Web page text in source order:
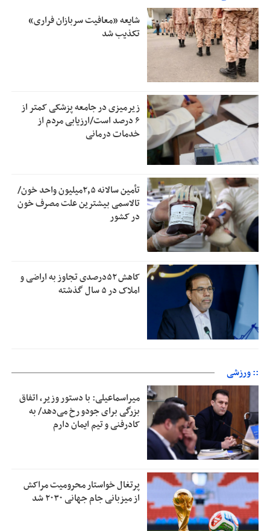
شایعه «معافیت سربازان فراری»
تکذیب شد
زیرمیزی در جامعه پزشکی کمتر از
۶ درصد است/ارزیابی مردم از
خدمات درمانی
تأمین سالانه ۲٫۵میلیون واحد خون/
تالاسمی بیشترین علت مصرف‌ خون
در کشور
کاهش ۵۲درصدی تجاوز به اراضی و
املاک در ۵ سال گذشته
:: ورزشی
میراسماعیلی: با دستور وزیر، اتفاق
بزرگی برای جودو رخ می‌دهد/ به
کادرفنی و تیم ایمان دارم
پرتغال خواستار محرومیت مراکش
از میزبانی جام جهانی ۲۰۳۰ شد